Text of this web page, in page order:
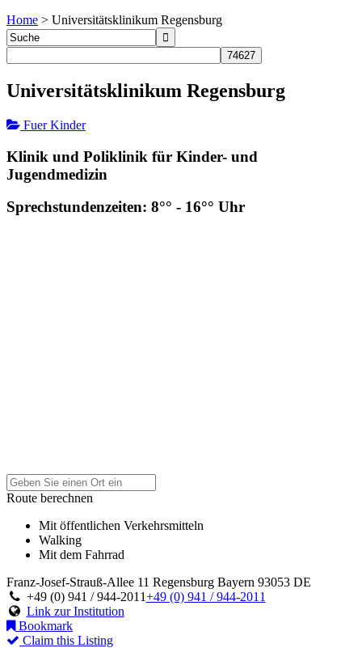
Home > Universitätsklinikum Regensburg
Universitätsklinikum Regensburg
Fuer Kinder
Klinik und Poliklinik für Kinder- und
Jugendmedizin
Sprechstundenzeiten: 8°° - 16°° Uhr
Route berechnen
Mit öffentlichen Verkehrsmitteln
Walking
Mit dem Fahrrad
Franz-Josef-Strauß-Allee 11 Regensburg Bayern 93053 DE
+49 (0) 941 / 944-2011+49 (0) 941 / 944-2011
Link zur Institution
Bookmark
Claim this Listing